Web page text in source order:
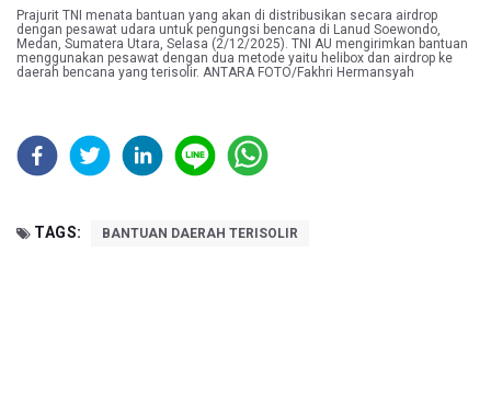
Prajurit TNI menata bantuan yang akan di distribusikan secara airdrop
dengan pesawat udara untuk pengungsi bencana di Lanud Soewondo,
Medan, Sumatera Utara, Selasa (2/12/2025). TNI AU mengirimkan bantuan
menggunakan pesawat dengan dua metode yaitu helibox dan airdrop ke
daerah bencana yang terisolir. ANTARA FOTO/Fakhri Hermansyah
TAGS: BANTUAN DAERAH TERISOLIR